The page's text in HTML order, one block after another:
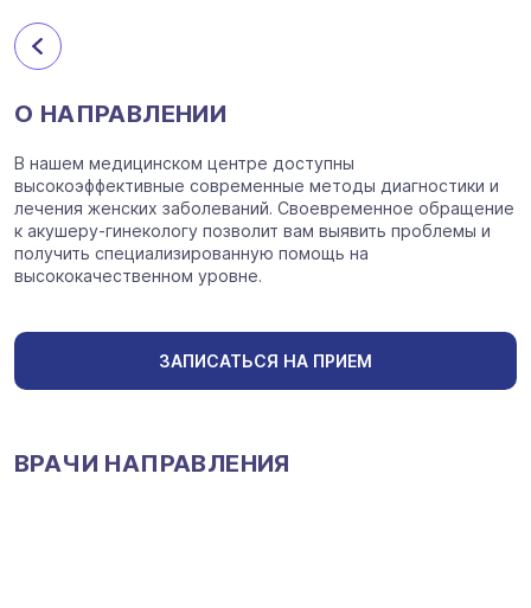
О НАПРАВЛЕНИИ
В нашем медицинском центре доступны
высокоэффективные современные методы диагностики и
лечения женских заболеваний. Своевременное обращение
к акушеру-гинекологу позволит вам выявить проблемы и
получить специализированную помощь на
высококачественном уровне.
ЗАПИСАТЬСЯ НА ПРИЕМ
ВРАЧИ НАПРАВЛЕНИЯ